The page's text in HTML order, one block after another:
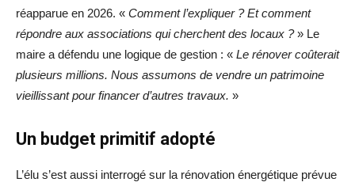
réapparue en 2026. « Comment l’expliquer ? Et comment
répondre aux associations qui cherchent des locaux ?» Le
maire a défendu une logique de gestion : « Le rénover coûterait
plusieurs millions. Nous assumons de vendre un patrimoine
vieillissant pour financer d’autres travaux. »
Un budget primitif adopté
L’élu s’est aussi interrogé sur la rénovation énergétique prévue